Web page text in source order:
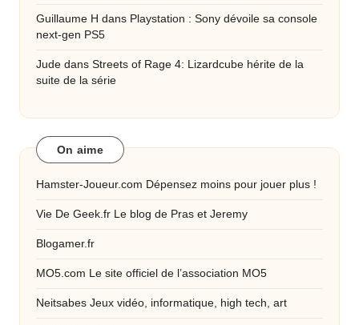
Guillaume H dans Playstation : Sony dévoile sa console
next-gen PS5
Jude dans Streets of Rage 4: Lizardcube hérite de la
suite de la série
On aime
Hamster-Joueur.com Dépensez moins pour jouer plus !
Vie De Geek.fr Le blog de Pras et Jeremy
Blogamer.fr
MO5.com Le site officiel de l’association MO5
Neitsabes Jeux vidéo, informatique, high tech, art